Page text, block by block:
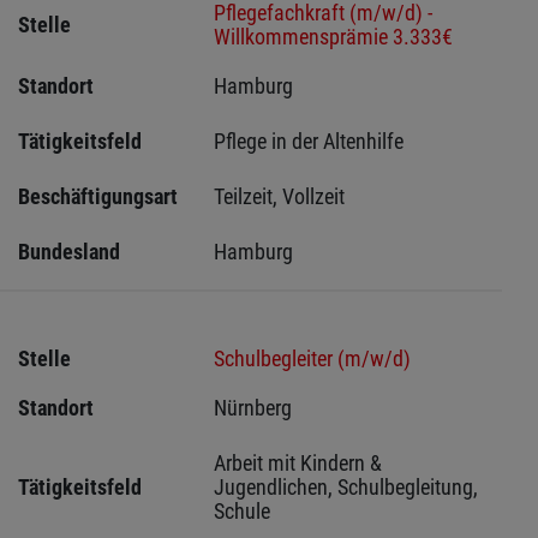
Stelle
Pflegefachkraft (m/w/d) -
Willkommensprämie 3.333€
Standort
Hamburg
Tätigkeitsfeld Pflege in der Altenhilfe
Beschäftigungsart Teilzeit, Vollzeit
Bundesland Hamburg
Stelle
Schulbegleiter (m/w/d)
Standort
Nürnberg
Tätigkeitsfeld
Arbeit mit Kindern &
Jugendlichen, Schulbegleitung,
Schule